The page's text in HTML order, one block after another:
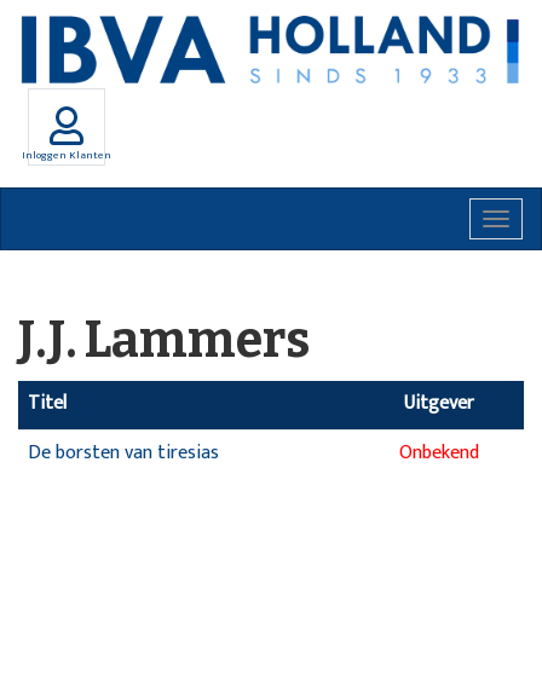
Inloggen Klanten
J.J. Lammers
Titel
Uitgever
De borsten van tiresias
Onbekend